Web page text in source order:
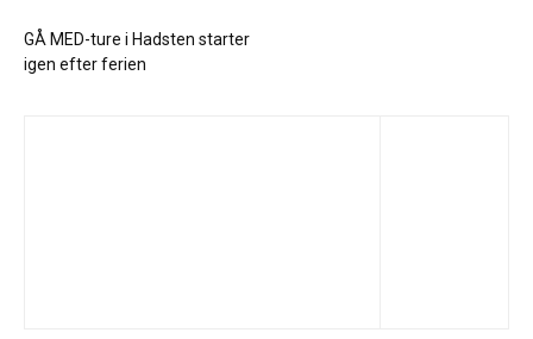
GÅ MED-ture i Hadsten starter
igen efter ferien